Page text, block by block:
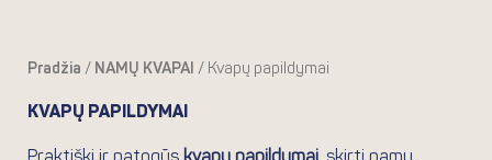
Pradžia / NAMŲ KVAPAI / Kvapų papildymai
KVAPŲ PAPILDYMAI